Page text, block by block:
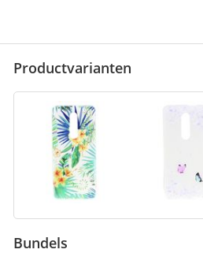
Productvarianten
Bundels